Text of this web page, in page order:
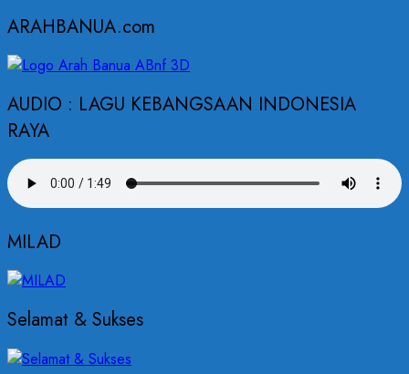
ARAHBANUA.com
AUDIO : LAGU KEBANGSAAN INDONESIA
RAYA
MILAD
Selamat & Sukses